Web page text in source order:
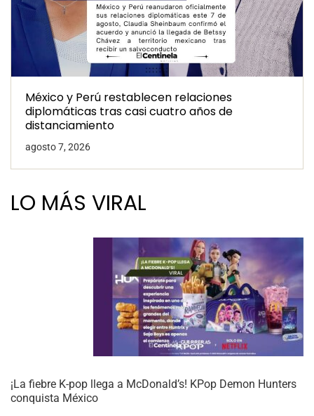
México y Perú restablecen relaciones
diplomáticas tras casi cuatro años de
distanciamiento
agosto 7, 2026
LO MÁS VIRAL
¡La fiebre K-pop llega a McDonald’s! KPop Demon Hunters
conquista México